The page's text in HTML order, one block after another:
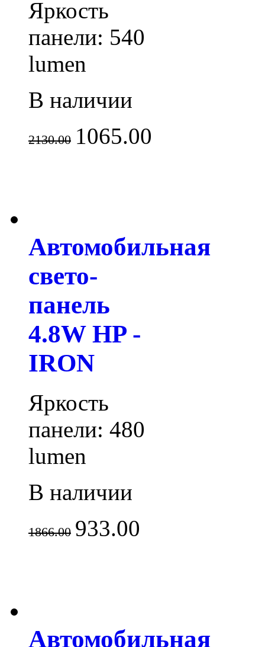
Яркость
панели: 540
lumen
В наличии
2130.00 1065.00
Автомобильная
свето-
панель
4.8W HP -
IRON
Яркость
панели: 480
lumen
В наличии
1866.00 933.00
Автомобильная